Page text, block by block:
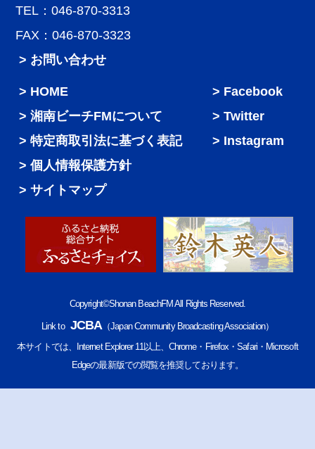
TEL：046-870-3313
FAX：046-870-3323
> お問い合わせ
HOME
湘南ビーチFMについて
特定商取引法に基づく表記
個人情報保護方針
サイトマップ
Facebook
Twitter
Instagram
Copyright©Shonan BeachFM All Rights Reserved.
Link to JCBA（Japan Community Broadcasting Association）
本サイトでは、Internet Explorer 11以上、Chrome・Firefox・Safari・Microsoft
Edgeの最新版での閲覧を推奨しております。